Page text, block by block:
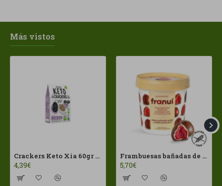
Más vistos
Crackers Keto Xia 60gr Joice Foods ECO
4,39€
Frambuesas bañadas de chocolates con leche Franui 150gr Sin Gluten
5,70€